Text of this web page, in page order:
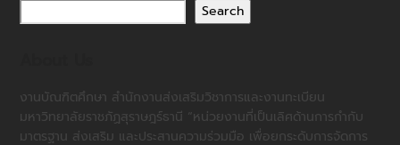
Search
งานบัณฑิตศึกษา สำนักงานส่งเสริมวิชาการและงานทะเบียน
มหาวิทยาลัยราชภัฏสุราษฎร์ธานี “หน่วยงานที่เป็นเลิศด้านการกำกับ
มาตรฐาน ส่งเสริม และประสานความร่วมมือ เพื่อยกระดับการจัดการ